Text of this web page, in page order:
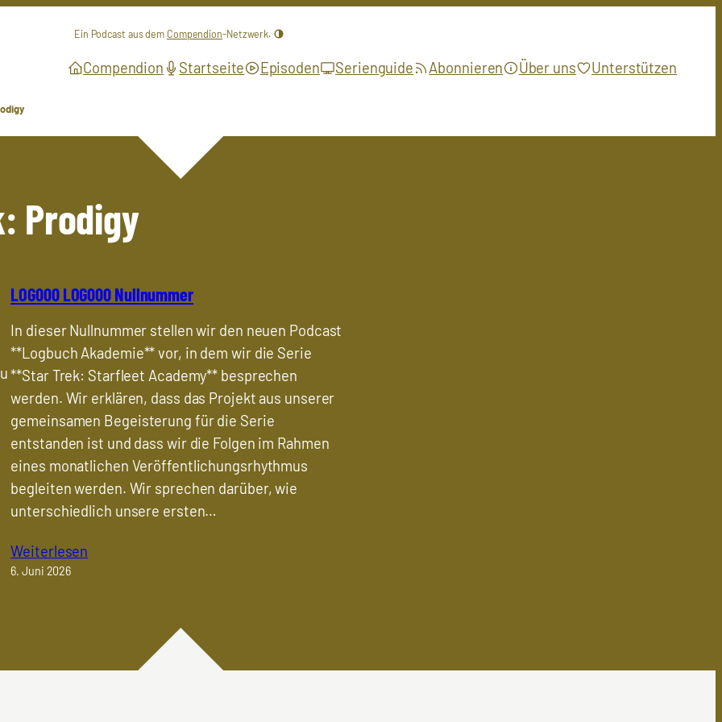
Ein Podcast aus dem Compendion-Netzwerk.
Compendion Startseite Episoden Serienguide Abonnieren Über uns Unterstützen
Prodigy
LOG000 LOG000 Nullnummer
In dieser Nullnummer stellen wir den neuen Podcast
**Logbuch Akademie** vor, in dem wir die Serie
**Star Trek: Starfleet Academy** besprechen
werden. Wir erklären, dass das Projekt aus unserer
gemeinsamen Begeisterung für die Serie
entstanden ist und dass wir die Folgen im Rahmen
eines monatlichen Veröffentlichungsrhythmus
begleiten werden. Wir sprechen darüber, wie
unterschiedlich unsere ersten…
Weiterlesen
6. Juni 2026